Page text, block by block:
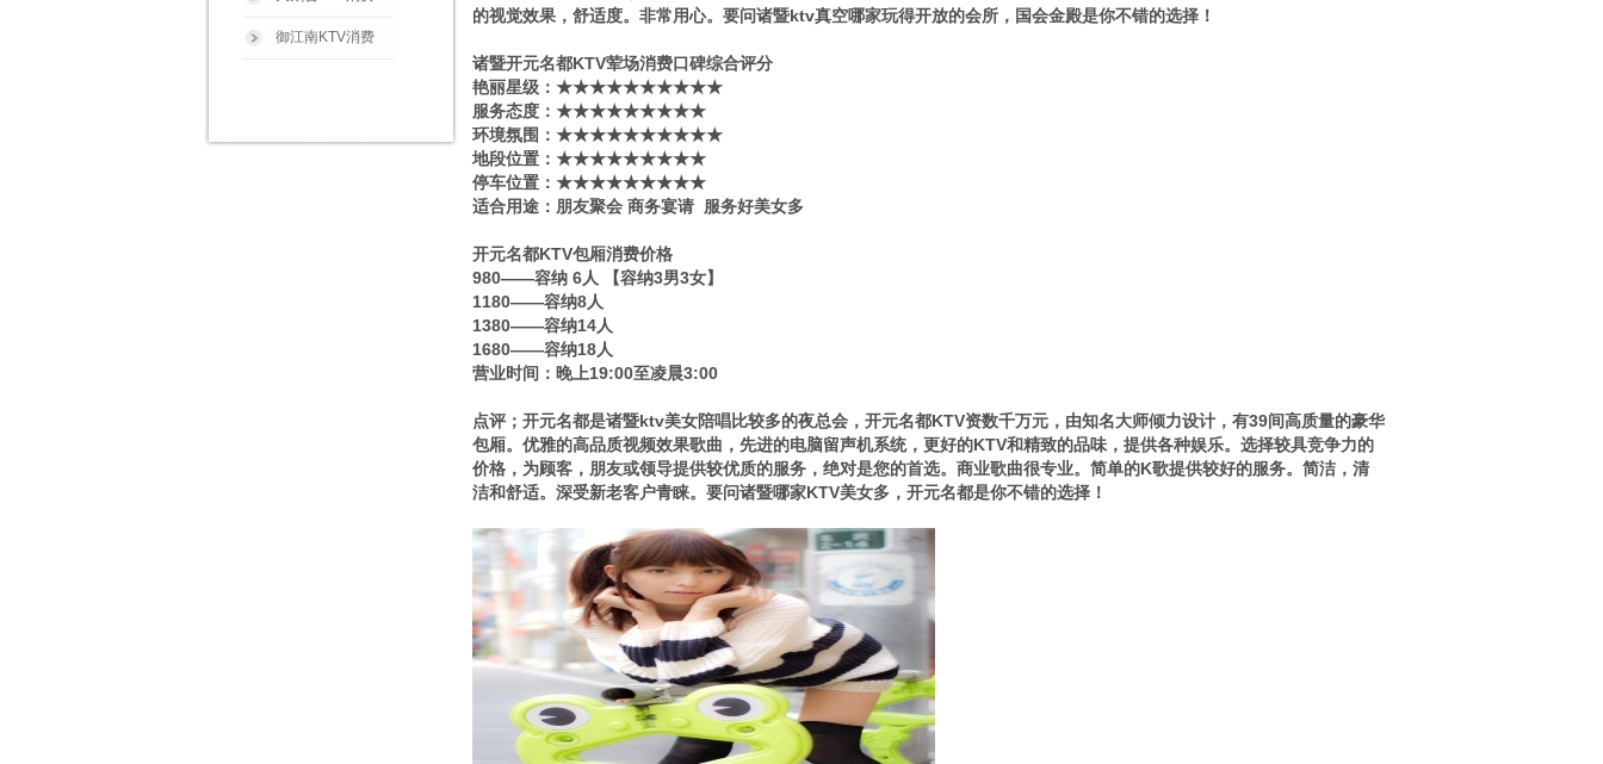
御江南KTV消费
的视觉效果，舒适度。非常用心。要问诸暨ktv真空哪家玩得开放的会所，国会金殿是你不错的选择！
诸暨开元名都KTV荤场消费口碑综合评分
艳丽星级​‌‌：★★★★★★★★★★
服务态度：★★★★★★★★★
环境氛围：★★★★★★★★★★
地段位置：★★★★★★★★★
停车位置：★★★★★★★★★
适合用途：朋友聚会 商务宴请 服务好美女多
开元名都KTV包厢消费价格
980——容纳 6人 【容纳3男3女】
1180——容纳8人
1380——容纳14人
1680——容纳18人
营业时间：晚上19:00至凌晨3:00
点评；开元名都是诸暨ktv美女陪唱比较多的夜总会，开元名都KTV资数千万元，由知名大师倾力设计，有39间高质量的豪华
包厢。优雅的高品质视频效果歌曲，先进的电脑留声机系统，更好的KTV和精致的品味，提供各种娱乐。选择较具竞争力的
价格，为顾客，朋友或领导提供较优质的服务，绝对是您的首选。商业歌曲很专业。简单的K歌提供较好的服务。简洁，清
洁和舒适。深受新老客户青睐。要问诸暨哪家KTV美女多，开元名都是你不错的选择！